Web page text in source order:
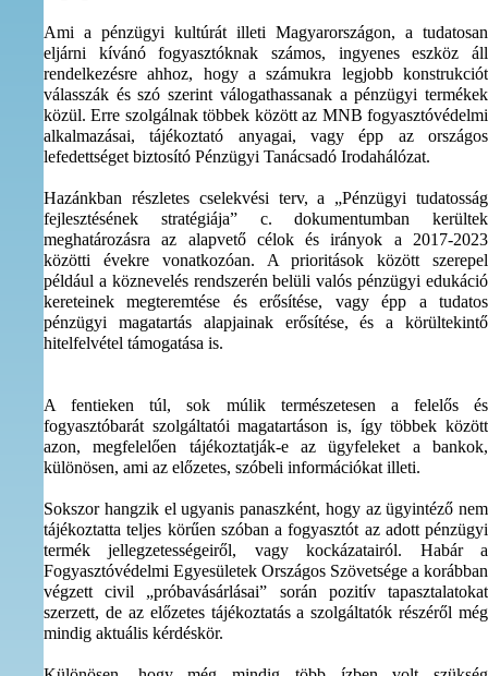
Ami a pénzügyi kultúrát illeti Magyarországon, a tudatosan
eljárni kívánó fogyasztóknak számos, ingyenes eszköz áll
rendelkezésre ahhoz, hogy a számukra legjobb konstrukciót
válasszák és szó szerint válogathassanak a pénzügyi termékek
közül. Erre szolgálnak többek között az MNB fogyasztóvédelmi
alkalmazásai, tájékoztató anyagai, vagy épp az országos
lefedettséget biztosító Pénzügyi Tanácsadó Irodahálózat.
Hazánkban részletes cselekvési terv, a „Pénzügyi tudatosság
fejlesztésének stratégiája” c. dokumentumban kerültek
meghatározásra az alapvető célok és irányok a 2017-2023
közötti évekre vonatkozóan. A prioritások között szerepel
például a köznevelés rendszerén belüli valós pénzügyi edukáció
kereteinek megteremtése és erősítése, vagy épp a tudatos
pénzügyi magatartás alapjainak erősítése, és a körültekintő
hitelfelvétel támogatása is.
A fentieken túl, sok múlik természetesen a felelős és
fogyasztóbarát szolgáltatói magatartáson is, így többek között
azon, megfelelően tájékoztatják-e az ügyfeleket a bankok,
különösen, ami az előzetes, szóbeli információkat illeti.
Sokszor hangzik el ugyanis panaszként, hogy az ügyintéző nem
tájékoztatta teljes körűen szóban a fogyasztót az adott pénzügyi
termék jellegzetességeiről, vagy kockázatairól. Habár a
Fogyasztóvédelmi Egyesületek Országos Szövetsége a korábban
végzett civil „próbavásárlásai” során pozitív tapasztalatokat
szerzett, de az előzetes tájékoztatás a szolgáltatók részéről még
mindig aktuális kérdéskör.